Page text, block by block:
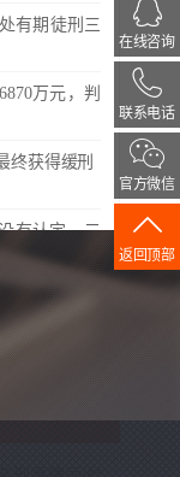
有期徒刑三
万元，判
终获得缓刑
有认定，二
活埋案”力
在线咨询
联系电话
官方微信
返回顶部